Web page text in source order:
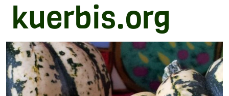
Zum Hauptinhalt springen
kuerbis.org